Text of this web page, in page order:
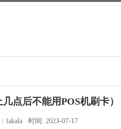
点后不能用POS机刷卡）
lakala 时间: 2023-07-17